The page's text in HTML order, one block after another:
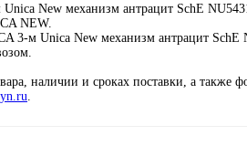
Unica New механизм антрацит SchE
NEW.
3-м Unica New механизм антрацит
наличии и сроках поставки, а также